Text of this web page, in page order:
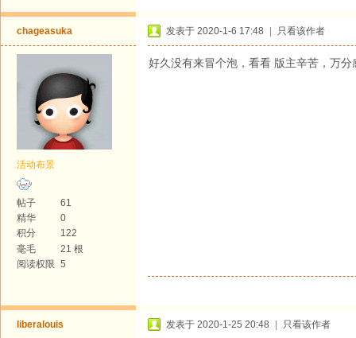
chageasuka
活动布景
帖子
61
精华
0
积分
122
毫毛
21 根
阅读权限 5
发表于 2020-1-6 17:48 只看该作者
好久没有来冒个泡，看看 版主辛苦，万分
liberalouis 发表于 2020-1-25 20:48 只看该作者